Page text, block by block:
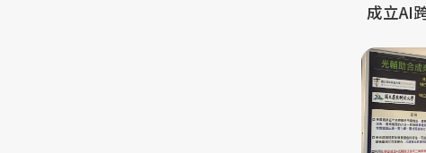
成立AI